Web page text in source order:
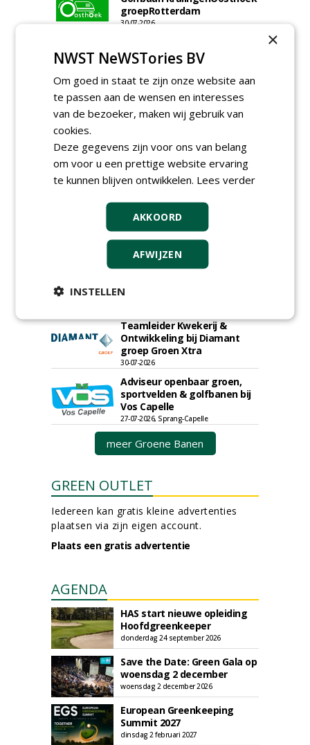
groepRotterdam
30-07-2026
Chauffeur
landbouwmachines bij DSV
zaden Nederland B.V.
06-08-2026, Ven-Zelderheide
Kasmedewerker (fulltime) bij
DSV zaden Nederland B.V.
Allround
magazijnmedewerker
(fulltime) bij DSV zaden
06-08-2026, Ven Zelderheide
Groeiplaats specialist bij
Boomtotaalzorg32-40 uur
30-07-2026, Schalkwijk
Boomtotaalzorg24-40 uur
Teamleider Kwekerij &
Ontwikkeling bij Diamant
groep Groen Xtra
30-07-2026
Adviseur openbaar groen,
sportvelden & golfbanen bij
Vos Capelle
27-07-2026, Sprang-Capelle
meer Groene Banen
GREEN OUTLET
Iedereen kan gratis kleine advertenties
plaatsen via zijn eigen account.
Plaats een gratis advertentie
AGENDA
HAS start nieuwe opleiding
Hoofdgreenkeeper
donderdag 24 september 2026
Save the Date: Green Gala op
woensdag 2 december
woensdag 2 december 2026
European Greenkeeping
Summit 2027
dinsdag 2 februari 2027
×
NWST NeWSTories BV
Om goed in staat te zijn onze website aan
te passen aan de wensen en interesses
van de bezoeker, maken wij gebruik van
cookies.
Deze gegevens zijn voor ons van belang
om voor u een prettige website ervaring
te kunnen blijven ontwikkelen. Lees verder
AKKOORD
AFWIJZEN
INSTELLEN